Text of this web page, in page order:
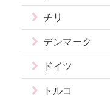
チリ
デンマーク
ドイツ
トルコ